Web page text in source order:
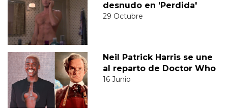
desnudo en 'Perdida'
29 Octubre
Neil Patrick Harris se une
al reparto de Doctor Who
16 Junio